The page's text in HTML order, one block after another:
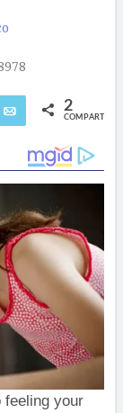
Email 2
COMPARTIR